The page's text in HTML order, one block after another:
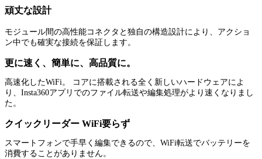
頑丈な設計
モジュール間の高性能コネクタと独自の構造設計により、アクショ
ン中でも確実な接続を保証します。
更に速く、簡単に、高品質に。
高速化したWiFi。 コアに搭載される全く新しいハードウェアによ
り、Insta360アプリでのファイル転送や編集処理がより速くなりまし
た。
クイックリーダー WiFi要らず
スマートフォンで手早く編集できるので、WiFi転送でバッテリーを
消費することがありません。